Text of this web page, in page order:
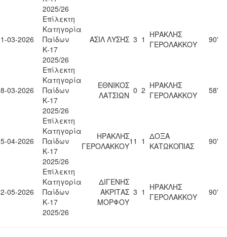
2025/26
03-2026
Επίλεκτη
Κατηγορία
Παίδων
Κ-17
2025/26
ΑΣΙΛ ΛΥΣΗΣ 3 1 ΗΡΑΚΛΗΣ
ΓΕΡΟΛΑΚΚΟΥ
90'
03-2026
Επίλεκτη
Κατηγορία
Παίδων
Κ-17
2025/26
ΕΘΝΙΚΟΣ
ΛΑΤΣΙΩΝ 0 2 ΗΡΑΚΛΗΣ
ΓΕΡΟΛΑΚΚΟΥ
58'
04-2026
Επίλεκτη
Κατηγορία
Παίδων
Κ-17
2025/26
ΗΡΑΚΛΗΣ
ΓΕΡΟΛΑΚΚΟΥ11 1 ΔΟΞΑ
ΚΑΤΩΚΟΠΙΑΣ
90'
05-2026
Επίλεκτη
Κατηγορία
Παίδων
Κ-17
2025/26
ΔΙΓΕΝΗΣ
ΑΚΡΙΤΑΣ
ΜΟΡΦΟΥ
3 1 ΗΡΑΚΛΗΣ
ΓΕΡΟΛΑΚΚΟΥ
90'